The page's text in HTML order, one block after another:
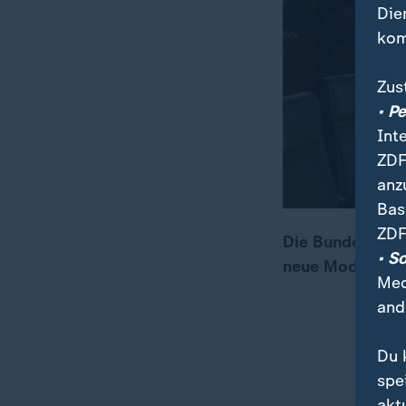
00:08 00:31
Die
neue Modell
•
•
Du